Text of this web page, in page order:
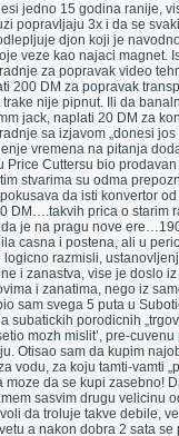
jedno 15 godina ranije,
popravljaju 3x i da se
djon koji je
veze kao najaci magnet.
za popravak video
200 DM za popravak
nije pipnut. Ili da
jack, naplati 20 DM za
sa izjavom „donesi
vremena na pitanja
Price Cuttersu bio
stvarima su odma
da isti konvertor
DM….takvih prica o starim
je na pragu nove
casna i postena, ali u
razmisli,
i zanastva, vise je doslo
i zanatima, nego iz
sam svega 5 puta u
subatickih porodicnih
mozh mislit’, pre-
Otisao sam da kupim
vodu, za koju tamti-vamti
moze da se kupi zasebno!
sasvim drugu velicinu
da troluje takve debile,
a nakon dobra 2 sata se